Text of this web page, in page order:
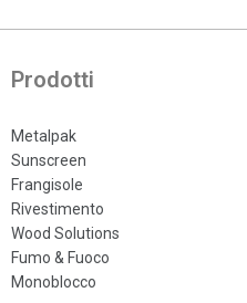
Prodotti
Metalpak
Sunscreen
Frangisole
Rivestimento
Wood Solutions
Fumo & Fuoco
Monoblocco